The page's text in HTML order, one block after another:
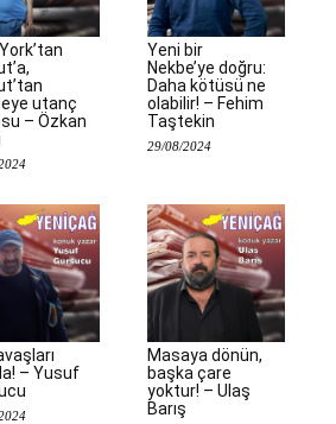
utanç
– Özkan
Yeni bir
Nekbe’ye doğru:
Daha kötüsü ne
olabilir! – Fehim
Taştekin
29/08/2024
– Yusuf
Masaya dönün,
başka çare
yoktur! – Ulaş
Barış